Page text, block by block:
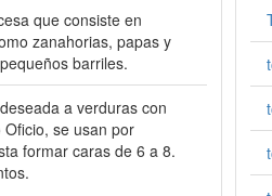
que consiste en
zanahorias, papas y
barriles.
a verduras con
se usan por
formar caras de 6 a 8.